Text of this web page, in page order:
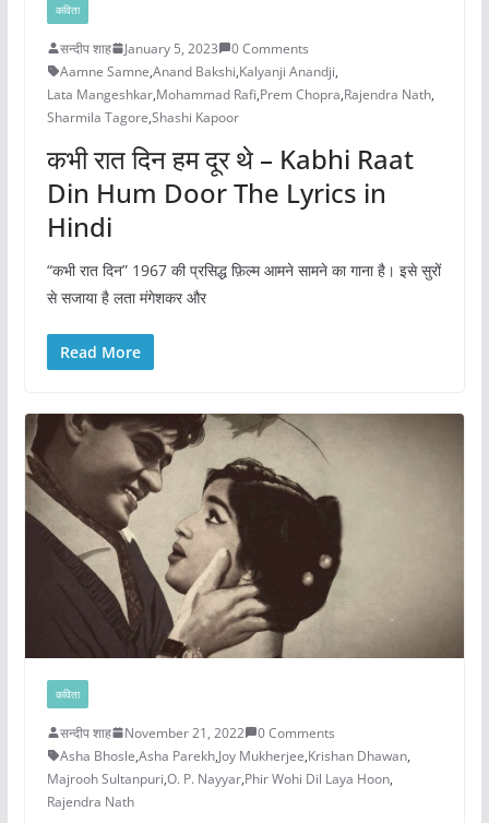
कविता
सन्दीप शाह January 5, 2023
0 Comments
Aamne Samne,Anand Bakshi,Kalyanji Anandji,
Lata Mangeshkar,Mohammad Rafi,Prem Chopra,Rajendra Nath,
Sharmila Tagore,Shashi Kapoor
कभी रात दिन हम दूर थे – Kabhi Raat
Din Hum Door The Lyrics in
Hindi
“कभी रात दिन” 1967 की प्रसिद्ध फ़िल्म आमने सामने का गाना है। इसे सुरों
से सजाया है लता मंगेशकर और
Read More
कविता
सन्दीप शाह November 21, 2022
0 Comments
Asha Bhosle,Asha Parekh,Joy Mukherjee,Krishan Dhawan,
Majrooh Sultanpuri,O. P. Nayyar,Phir Wohi Dil Laya Hoon,
Rajendra Nath